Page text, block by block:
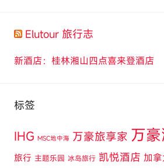
Elutour 旅行志
新酒店：桂林湘山四点喜来登酒店
标签
IHG MSC地中海 万豪旅享家 万
旅行 主题乐园 冰岛旅行 凯悦酒店 加